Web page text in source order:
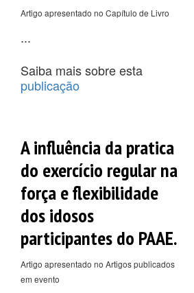
Artigo apresentado no Capítulo de Livro
...
Saiba mais sobre esta
publicação
A influência da pratica
do exercício regular na
força e flexibilidade
dos idosos
participantes do PAAE.
Artigo apresentado no Artigos publicados
em evento